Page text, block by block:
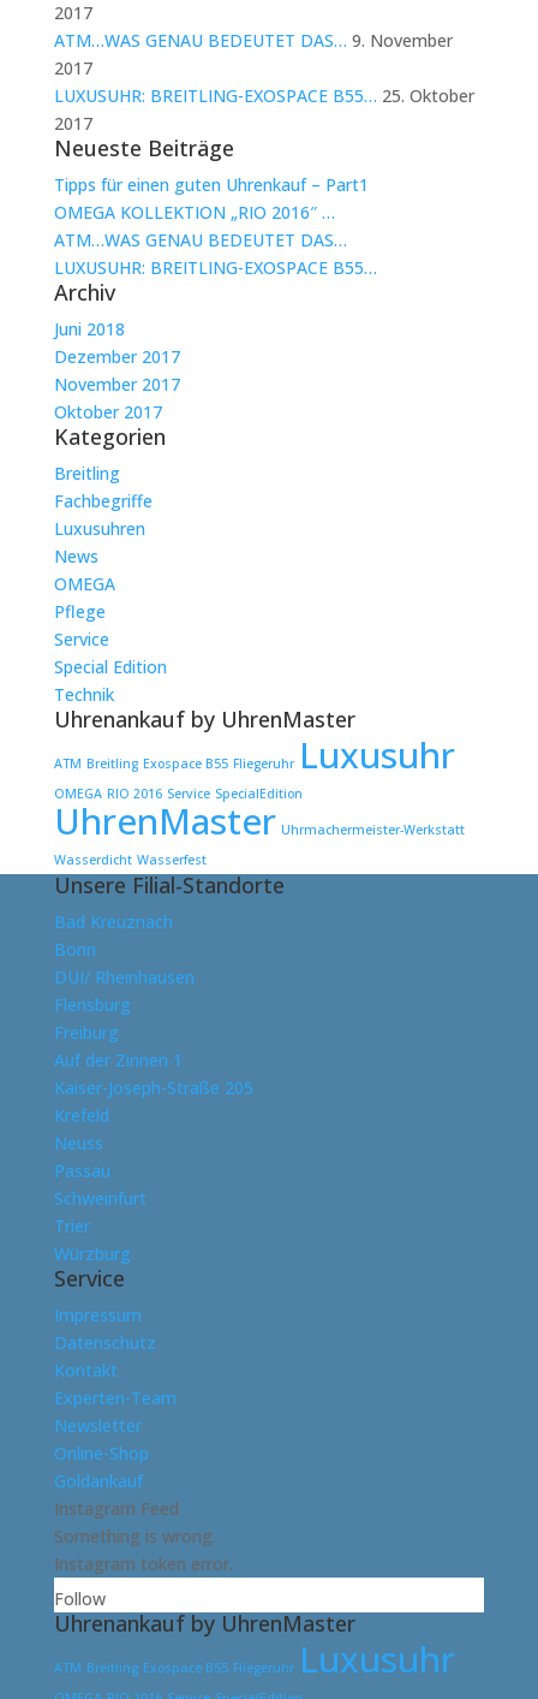
2017
ATM…WAS GENAU BEDEUTET DAS… 9. November
2017
LUXUSUHR: BREITLING-EXOSPACE B55… 25. Oktober
2017
Neueste Beiträge
Tipps für einen guten Uhrenkauf – Part1
OMEGA KOLLEKTION „RIO 2016″ …
ATM…WAS GENAU BEDEUTET DAS…
LUXUSUHR: BREITLING-EXOSPACE B55…
Archiv
Juni 2018
Dezember 2017
November 2017
Oktober 2017
Kategorien
Breitling
Fachbegriffe
Luxusuhren
News
OMEGA
Pflege
Service
Special Edition
Technik
Uhrenankauf by UhrenMaster
ATM Breitling Exospace B55 Fliegeruhr Luxusuhr
OMEGA RIO 2016 Service SpecialEdition
UhrenMaster Uhrmachermeister-Werkstatt
Wasserdicht Wasserfest
Unsere Filial-Standorte
Bad Kreuznach
Bonn
DUI/ Rheinhausen
Flensburg
Freiburg
Auf der Zinnen 1
Kaiser-Joseph-Straße 205
Krefeld
Neuss
Passau
Schweinfurt
Trier
Würzburg
Service
Impressum
Datenschutz
Kontakt
Experten-Team
Newsletter
Online-Shop
Goldankauf
Instagram Feed
Something is wrong.
Instagram token error.
Follow
Uhrenankauf by UhrenMaster
ATM Breitling Exospace B55 Fliegeruhr Luxusuhr